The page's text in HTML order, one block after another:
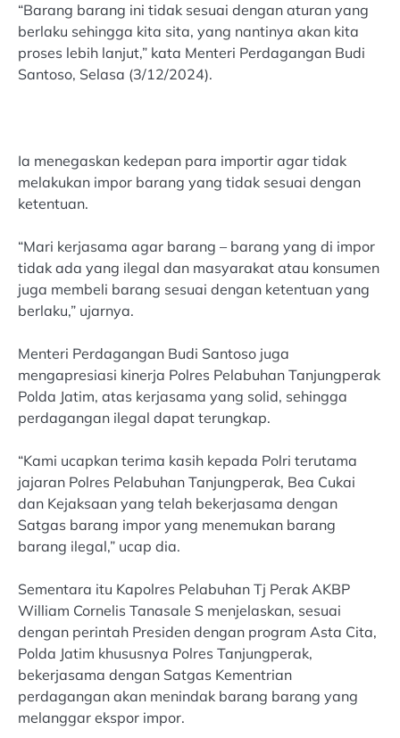
“Barang barang ini tidak sesuai dengan aturan yang
berlaku sehingga kita sita, yang nantinya akan kita
proses lebih lanjut,” kata Menteri Perdagangan Budi
Santoso, Selasa (3/12/2024).
Ia menegaskan kedepan para importir agar tidak
melakukan impor barang yang tidak sesuai dengan
ketentuan.
“Mari kerjasama agar barang – barang yang di impor
tidak ada yang ilegal dan masyarakat atau konsumen
juga membeli barang sesuai dengan ketentuan yang
berlaku,” ujarnya.
Menteri Perdagangan Budi Santoso juga
mengapresiasi kinerja Polres Pelabuhan Tanjungperak
Polda Jatim, atas kerjasama yang solid, sehingga
perdagangan ilegal dapat terungkap.
“Kami ucapkan terima kasih kepada Polri terutama
jajaran Polres Pelabuhan Tanjungperak, Bea Cukai
dan Kejaksaan yang telah bekerjasama dengan
Satgas barang impor yang menemukan barang
barang ilegal,” ucap dia.
Sementara itu Kapolres Pelabuhan Tj Perak AKBP
William Cornelis Tanasale S menjelaskan, sesuai
dengan perintah Presiden dengan program Asta Cita,
Polda Jatim khususnya Polres Tanjungperak,
bekerjasama dengan Satgas Kementrian
perdagangan akan menindak barang barang yang
melanggar ekspor impor.